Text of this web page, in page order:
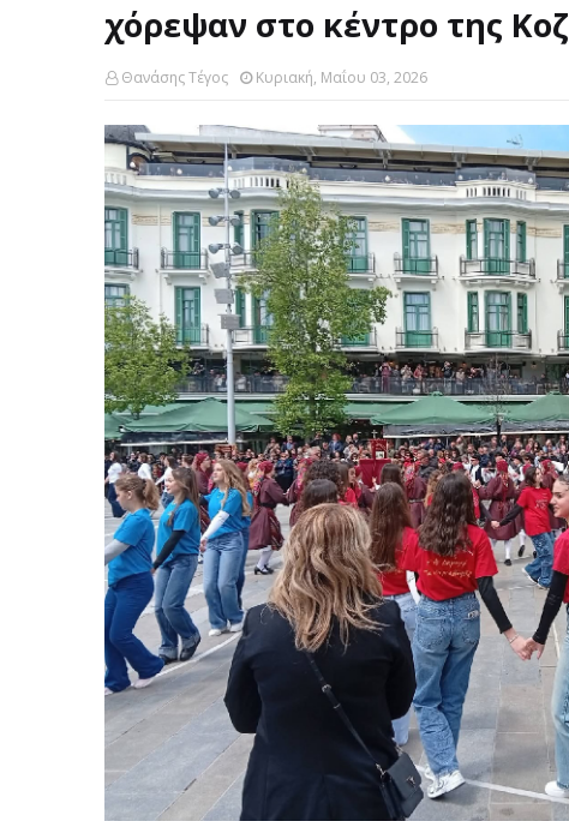
χόρεψαν στο κέντρο της
Θανάσης Τέγος Κυριακή, Μαΐου 03, 2026